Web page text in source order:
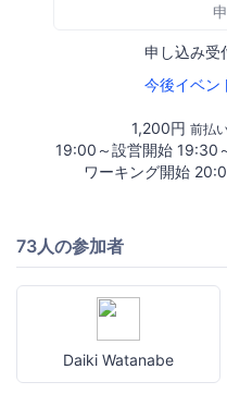
申し込み受
今後イベン
1,200円 前払
19:00～設営開始 19:30
ワーキング開始
73人の参加者
Daiki Watanabe